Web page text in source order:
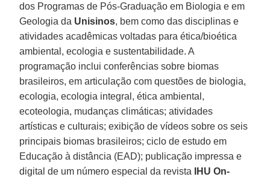
dos Programas de Pós-Graduação em Biologia e em
Geologia da Unisinos, bem como das disciplinas e
atividades acadêmicas voltadas para ética/bioética
ambiental, ecologia e sustentabilidade. A
programação inclui conferências sobre biomas
brasileiros, em articulação com questões de biologia,
ecologia, ecologia integral, ética ambiental,
ecoteologia, mudanças climáticas; atividades
artísticas e culturais; exibição de vídeos sobre os seis
principais biomas brasileiros; ciclo de estudo em
Educação à distância (EAD); publicação impressa e
digital de um número especial da revista
IHU On-